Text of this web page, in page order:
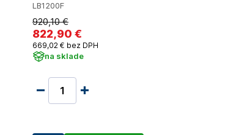
LB1200F
920,10 €
822,90 €
669,02 € bez DPH
na sklade